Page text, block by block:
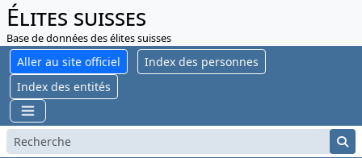
Élites suisses
Base de données des élites suisses
Aller au site officiel
Index des personnes
Index des entités